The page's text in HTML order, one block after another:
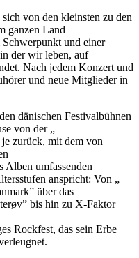
von den kleinsten zu den
ganzen Land
und einer
der wir leben, auf
Nach jedem Konzert und
und neue Mitglieder in
dänischen Festivalbühnen
von der „
zurück, mit dem von
Alben umfassenden
anspricht: Von „
über das
bis hin zu X-Faktor
Rockfest, das sein Erbe